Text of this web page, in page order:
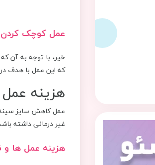
عمل کوچک
خیر، با توجه به آن
که این عمل با هدف
هزینه
عمل کاهش سایز سینه
غیر درمانی داشته
هزینه عمل ها